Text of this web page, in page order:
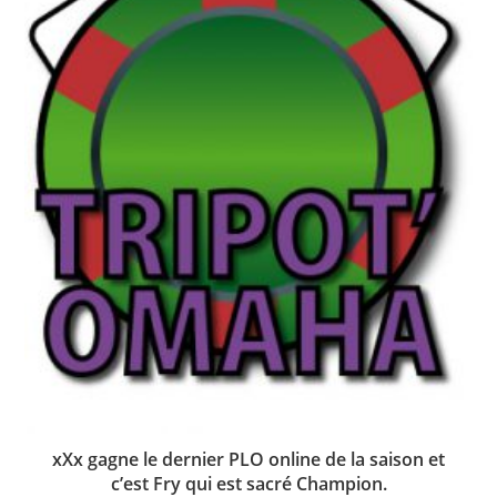
xXx gagne le dernier PLO online de la saison et
c’est Fry qui est sacré Champion.